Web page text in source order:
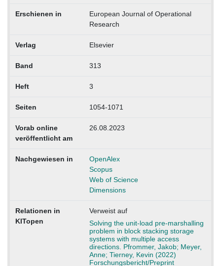
Erschienen in
European Journal of Operational
Research
Verlag Elsevier
Band 313
Heft 3
Seiten 1054-1071
Vorab online
veröffentlicht am
26.08.2023
Nachgewiesen in
OpenAlex
Scopus
Web of Science
Dimensions
Relationen in
KITopen
Verweist auf
Solving the unit-load pre-marshalling
problem in block stacking storage
systems with multiple access
directions. Pfrommer, Jakob; Meyer,
Anne; Tierney, Kevin (2022)
Forschungsbericht/Preprint